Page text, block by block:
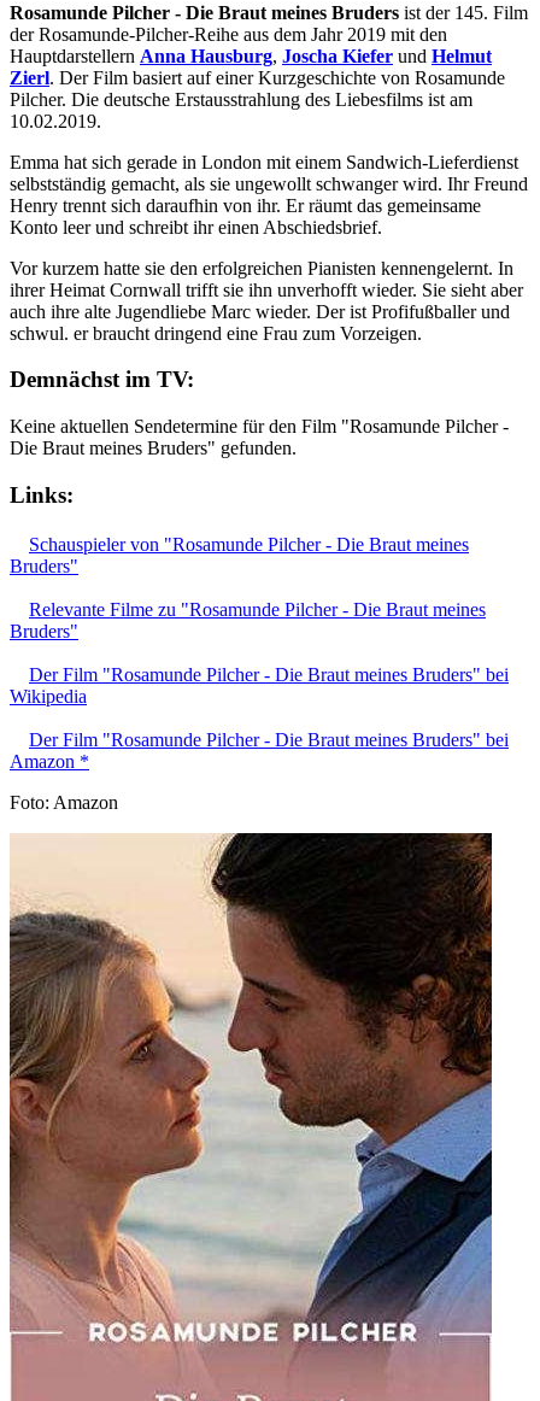
Rosamunde Pilcher - Die Braut meines Bruders ist der 145. Film
der Rosamunde-Pilcher-Reihe aus dem Jahr 2019 mit den
Hauptdarstellern Anna Hausburg, Joscha Kiefer und Helmut
Zierl. Der Film basiert auf einer Kurzgeschichte von Rosamunde
Pilcher. Die deutsche Erstausstrahlung des Liebesfilms ist am
10.02.2019.
Emma hat sich gerade in London mit einem Sandwich-Lieferdienst
selbstständig gemacht, als sie ungewollt schwanger wird. Ihr Freund
Henry trennt sich daraufhin von ihr. Er räumt das gemeinsame
Konto leer und schreibt ihr einen Abschiedsbrief.
Vor kurzem hatte sie den erfolgreichen Pianisten kennengelernt. In
ihrer Heimat Cornwall trifft sie ihn unverhofft wieder. Sie sieht aber
auch ihre alte Jugendliebe Marc wieder. Der ist Profifußballer und
schwul. er braucht dringend eine Frau zum Vorzeigen.
Demnächst im TV:
Keine aktuellen Sendetermine für den Film "Rosamunde Pilcher -
Die Braut meines Bruders" gefunden.
Links:
Schauspieler von "Rosamunde Pilcher - Die Braut meines
Bruders"
Relevante Filme zu "Rosamunde Pilcher - Die Braut meines
Bruders"
Der Film "Rosamunde Pilcher - Die Braut meines Bruders" bei
Wikipedia
Der Film "Rosamunde Pilcher - Die Braut meines Bruders" bei
Amazon *
Foto: Amazon